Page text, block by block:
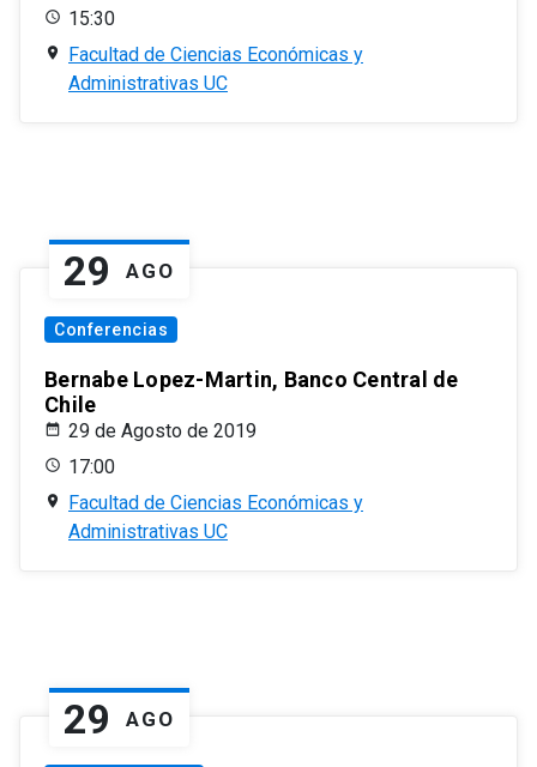
15:30
Facultad de Ciencias Económicas y
Administrativas UC
29 AGO
Conferencias
Bernabe Lopez-Martin, Banco Central de
Chile
29 de Agosto de 2019
17:00
Facultad de Ciencias Económicas y
Administrativas UC
29 AGO